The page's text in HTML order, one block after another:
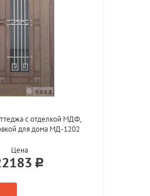
с отделкой МДФ,
для дома МД-1202
Цена